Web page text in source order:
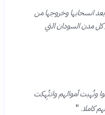
انسحابها وخروجها من
كل مدن السودان التي
ونُهبت أموالهم وانتُهِكت
كاملا. "